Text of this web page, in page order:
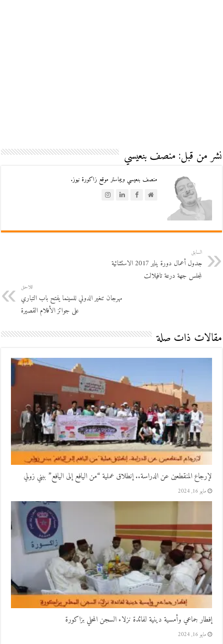
نشر من قبل: منصف بنعيسي
منصف بنعيسي ويبماستر موقع زاكورة نيوز.
السابق
جدول أعمال دورة يناير 2017 الاستثنائية
لمجلس جهة درعة تافيلالت
اللاحق
مهرجان تنغير الدولي للسينما يفتح باب التباري
على جوائز الأفلام القصيرة
مقالات ذات صلة
لإرجاع المنقطعين عن الدراسة.. إنطلاق عملية “من اليافع إلى اليافع” ببني زولي
مايو 16, 2024
إفطار جماعي وأمسية دينية لفائدة نزلاء السجن المحلي بزاكورة
مايو 16, 2024